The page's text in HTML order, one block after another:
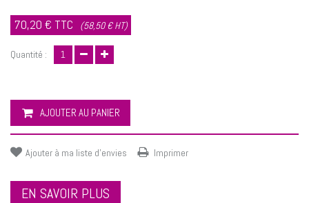
70,20 € TTC (58,50 € HT)
Quantité :
AJOUTER AU PANIER
Ajouter à ma liste d'envies Imprimer
EN SAVOIR PLUS